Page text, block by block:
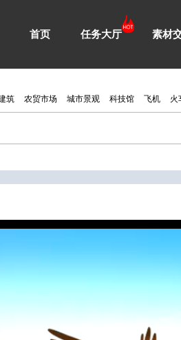
首页 任务大厅 素材
筑 农贸市场 城市景观 科技馆 飞机 火